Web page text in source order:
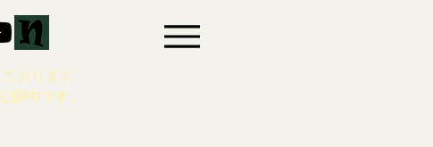
おります。
開中です。